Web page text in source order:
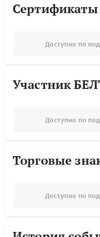
Доступно по
Участник
Доступно по
Торговые
Доступно по